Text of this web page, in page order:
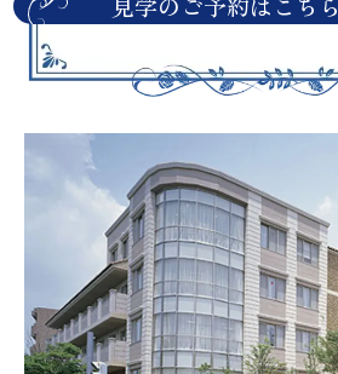
見学のご予約はこちら